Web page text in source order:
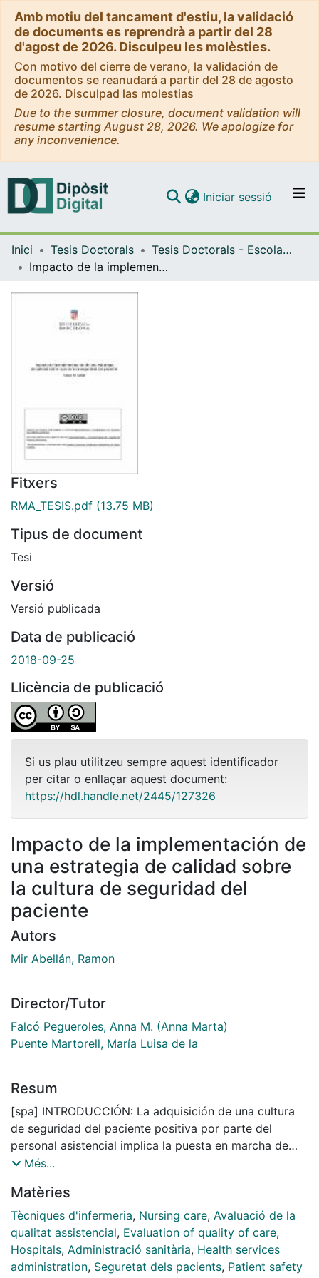
Amb motiu del tancament d'estiu, la validació
de documents es reprendrà a partir del 28
d'agost de 2026. Disculpeu les molèsties.
Con motivo del cierre de verano, la validación de
documentos se reanudará a partir del 28 de agosto
de 2026. Disculpad las molestias
Due to the summer closure, document validation will
resume starting August 28, 2026. We apologize for
any inconvenience.
Navega per tot el DD
Iniciar sessió (current)
Inici Tesis Doctorals
Tesis Doctorals - Escola Universitària d'Infermeria
Impacto de la implementación de una estrategia de calidad sobre la cultura de seguridad del paciente
Fitxers
RMA_TESIS.pdf (13.75 MB)
Tipus de document
Tesi
Versió
Versió publicada
Data de publicació
2018-09-25
Llicència de publicació
Si us plau utilitzeu sempre aquest identificador
per citar o enllaçar aquest document:
https://hdl.handle.net/2445/127326
Impacto de la implementación de
una estrategia de calidad sobre
la cultura de seguridad del
paciente
Autors
Mir Abellán, Ramon
Director/Tutor
Falcó Pegueroles, Anna M. (Anna Marta)
Puente Martorell, María Luisa de la
Resum
[spa] INTRODUCCIÓN: La adquisición de una cultura
de seguridad del paciente positiva por parte del
personal asistencial implica la puesta en marcha de
diferentes estrategias, conectadas entre sí y que
situar al paciente en el centro de los cuidados con una
atención sanitaria segura y de calidad. Este es un
desafío que interpela a todo el personal asistencial y,
por supuesto, a los profesionales de enfermería. En la
actualidad, existen evidencias que reflejan que la
Més...
Matèries
Tècniques d'infermeria, Nursing care, Avaluació de la
qualitat assistencial, Evaluation of quality of care,
Hospitals, Administració sanitària, Health services
administration, Seguretat dels pacients, Patient safety